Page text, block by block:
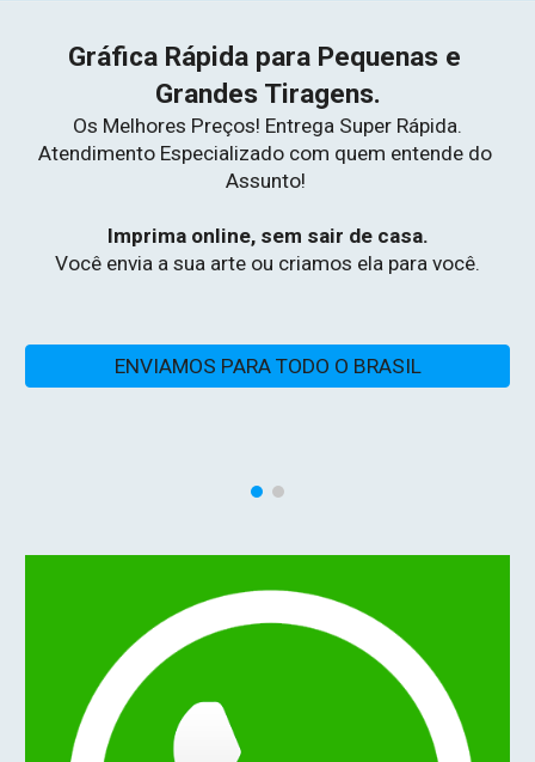
Gráfica Rápida para Pequenas e
Grandes Tiragens.
Os Melhores Preços! Entrega Super Rápida.
Atendimento Especializado com quem entende do
Assunto!
Imprima online, sem sair de casa.
Você envia a sua arte ou criamos ela para você.
ENVIAMOS PARA TODO O BRASIL